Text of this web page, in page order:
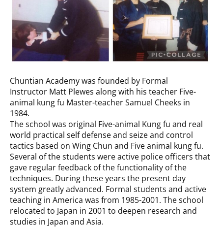
Chuntian Academy was founded by Formal
Instructor Matt Plewes along with his teacher Five-
animal kung fu Master-teacher Samuel Cheeks in
1984.
The school was original Five-animal Kung fu and real
world practical self defense and seize and control
tactics based on Wing Chun and Five animal kung fu.
Several of the students were active police officers that
gave regular feedback of the functionality of the
techniques. During these years the present day
system greatly advanced. Formal students and active
teaching in America was from 1985-2001. The school
relocated to Japan in 2001 to deepen research and
studies in Japan and Asia.